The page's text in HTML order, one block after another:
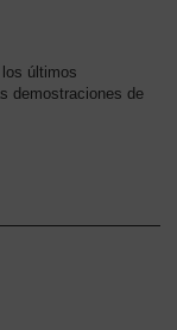
últimos
demostraciones de